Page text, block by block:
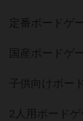
定番ボードゲ
国産ボードゲ
子供向けボー
2人用ボード